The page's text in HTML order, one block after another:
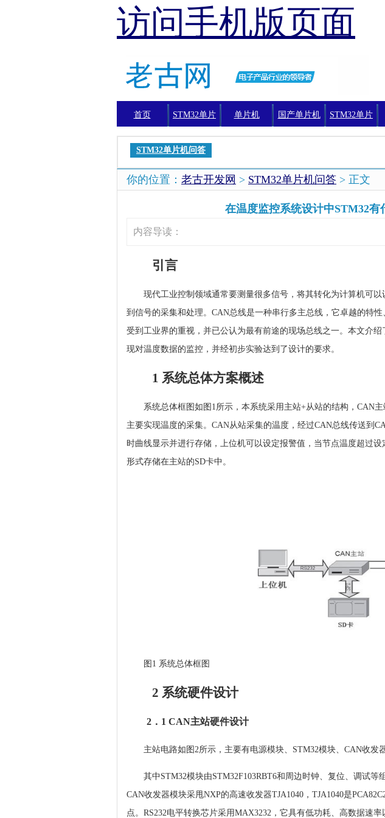
访问手机版页面
首页 STM32单片
机
单片机 国产单片机 STM32单片
STM32单片机问答
你的位置： 老古开发网 > STM32单片机问答 > 正文
在温度监控系统设计中STM32有
内容导读：
引言
现代工业控制领域通常要测量很多信号，将其转化为计算机可
到信号的采集和处理。CAN总线是一种串行多主总线，它卓越的特
受到工业界的重视，并已公认为最有前途的现场总线之一。本文介
现对温度数据的监控，并经初步实验达到了设计的要求。
1 系统总体方案概述
系统总体框图如图1所示，本系统采用主站+从站的结构，CAN
主要实现温度的采集。CAN从站采集的温度，经过CAN总线传送到
时曲线显示并进行存储，上位机可以设定报警值，当节点温度超过
形式存储在主站的SD卡中。
图1 系统总体框图
2 系统硬件设计
2．1 CAN主站硬件设计
主站电路如图2所示，主要有电源模块、STM32模块、CAN收发
其中STM32模块由STM32F103RBT6和周边时钟、复位、调试等
CAN收发器模块采甩NXP的高速收发器TJA1040，TJA1040是
点。RS232电平转换芯片采用MAX3232，它具有低功耗、高数据速